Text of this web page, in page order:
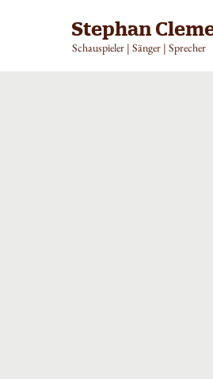
Stephan
Schauspieler | Sänger | Sprecher